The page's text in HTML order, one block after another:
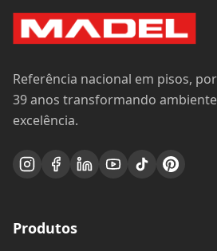
Referência nacional em pisos,
39 anos transformando
excelência.
Produtos